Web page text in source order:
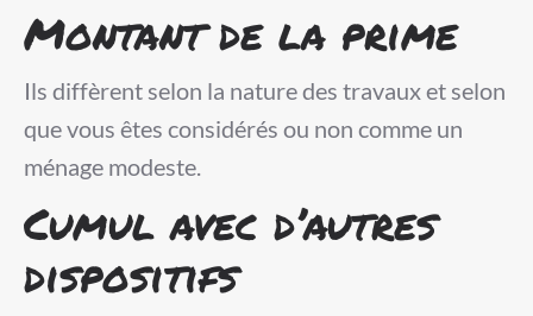
Montant de la prime
Ils diffèrent selon la nature des travaux et selon
que vous êtes considérés ou non comme un
ménage modeste.
Cumul avec d’autres
dispositifs